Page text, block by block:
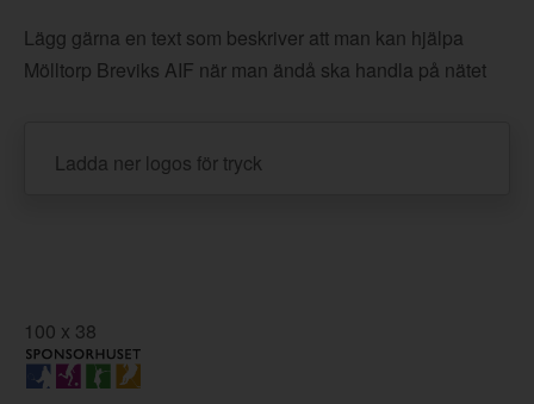
Lägg gärna en text som beskriver att man kan hjälpa
Mölltorp Breviks AIF när man ändå ska handla på nätet
Ladda ner logos för tryck
100 x 38